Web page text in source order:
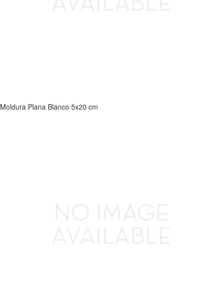
Moldura Plana Blanco 5x20 cm